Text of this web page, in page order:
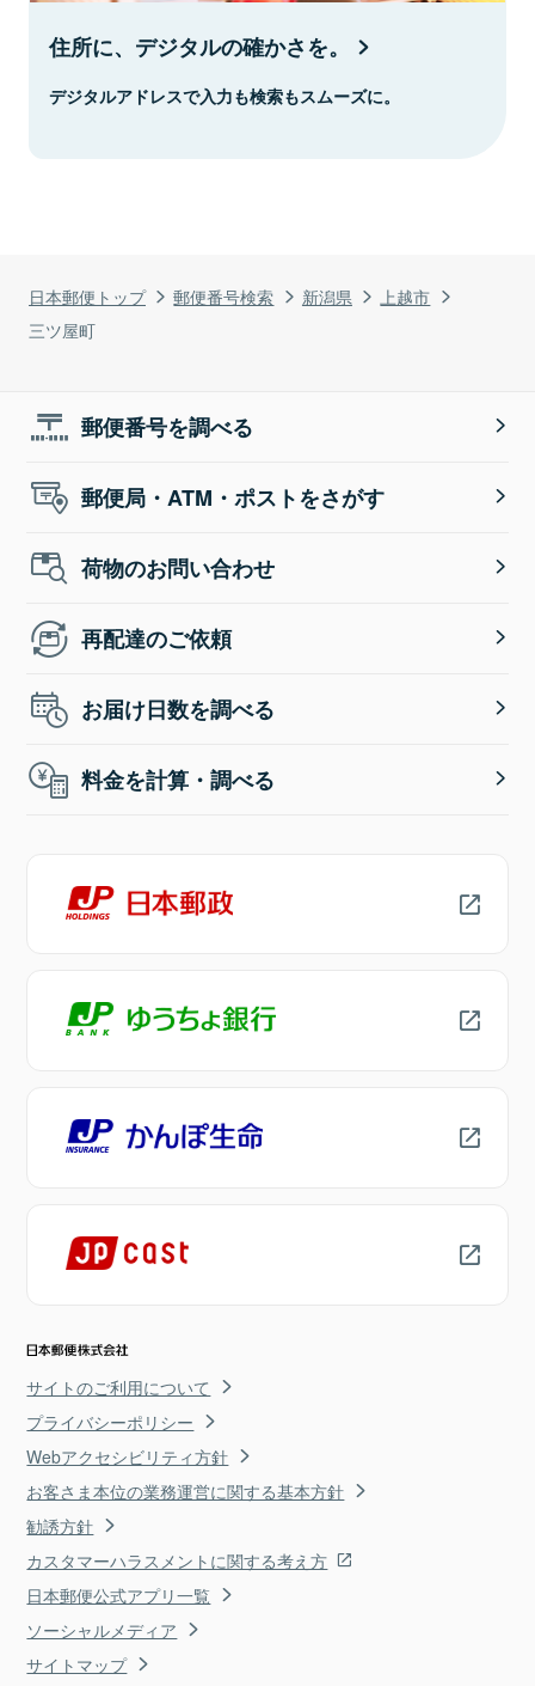
日本郵便トップ 郵便番号検索 新潟県
上越市
三ツ屋町
住所に、デジタルの確かさを。
デジタルアドレスで入力も検索もスムーズに。
郵便番号を調べる
郵便局・ATM・ポストをさがす
荷物のお問い合わせ
再配達のご依頼
お届け日数を調べる
料金を計算・調べる
サイトのご利用について
プライバシーポリシー
Webアクセシビリティ方針
お客さま本位の業務運営に関する基本方針
勧誘方針
カスタマーハラスメントに関する考え方
日本郵便公式アプリ一覧
ソーシャルメディア
サイトマップ